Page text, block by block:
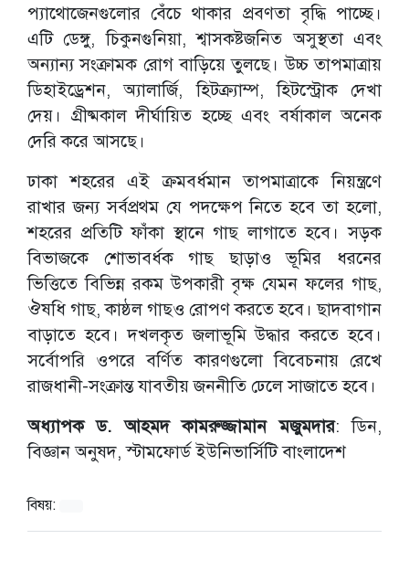
প্যাথোজেনগুলোর বেঁচে থাকার প্রবণতা বৃদ্ধি পাচ্ছে।
এটি ডেঙ্গু, চিকুনগুনিয়া, শ্বাসকষ্টজনিত অসুস্থতা এবং
অন্যান্য সংক্রামক রোগ বাড়িয়ে তুলছে। উচ্চ তাপমাত্রায়
ডিহাইড্রেশন, অ্যালার্জি, হিটক্র্যাম্প, হিটস্ট্রোক দেখা
দেয়। গ্রীষ্মকাল দীর্ঘায়িত হচ্ছে এবং বর্ষাকাল অনেক
দেরি করে আসছে।
ঢাকা শহরের এই ক্রমবর্ধমান তাপমাত্রাকে নিয়ন্ত্রণে
রাখার জন্য সর্বপ্রথম যে পদক্ষেপ নিতে হবে তা হলো,
শহরের প্রতিটি ফাঁকা স্থানে গাছ লাগাতে হবে। সড়ক
বিভাজকে শোভাবর্ধক গাছ ছাড়াও ভূমির ধরনের
ভিত্তিতে বিভিন্ন রকম উপকারী বৃক্ষ যেমন ফলের গাছ,
ঔষধি গাছ, কাষ্ঠল গাছও রোপণ করতে হবে। ছাদবাগান
বাড়াতে হবে। দখলকৃত জলাভূমি উদ্ধার করতে হবে।
সর্বোপরি ওপরে বর্ণিত কারণগুলো বিবেচনায় রেখে
রাজধানী-সংক্রান্ত যাবতীয় জননীতি ঢেলে সাজাতে হবে।
অধ্যাপক ড. আহমদ কামরুজ্জামান মজুমদার: ডিন,
বিজ্ঞান অনুষদ, স্টামফোর্ড ইউনিভার্সিটি বাংলাদেশ
বিষয়: